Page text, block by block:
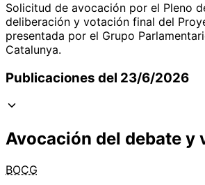
Solicitud de avocación por el Pleno
deliberación y votación final del
presentada por el Grupo
Catalunya.
Publicaciones del 23/6/2026
Avocación del debate y
BOCG